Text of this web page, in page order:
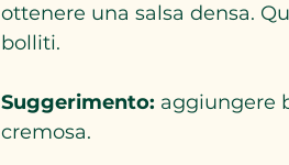
ottenere una salsa densa.
bolliti.
Suggerimento: aggiungere
cremosa.